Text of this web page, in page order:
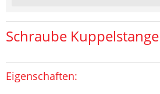
Schraube
Eigenschaften: